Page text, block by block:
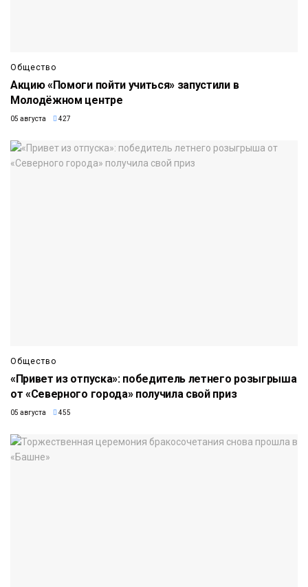
Общество
Акцию «Помоги пойти учиться» запустили в
Молодёжном центре
05 августа 427
Общество
«Привет из отпуска»: победитель летнего розыгрыша
от «Северного города» получила свой приз
05 августа 455